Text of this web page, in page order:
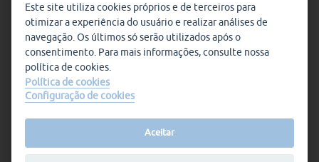
Subscrever
Mapa do site
SIGA-NOS
Condições de Utilização
encargos,
Este site utilizacookies próprios e de terceiros para
otimizar a experiência do usuário e realizar análises de
navegação. Os últimos só serão utilizados após o
consentimento. Para mais informações, consulte nossa
política decookies
Política de cookies
Configuração de cookies
Aceitar